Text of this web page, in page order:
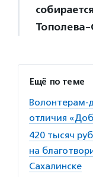
Ещё по теме
Волонтерам-
отличия
420 тысяч
на
Сахалинске